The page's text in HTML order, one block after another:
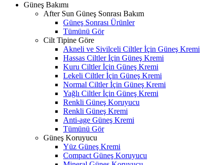
Güneş Bakımı
After Sun Güneş Sonrası Bakım
Güneş Sonrası Ürünler
Tümünü Gör
Cilt Tipine Göre
Akneli ve Sivilceli Ciltler İçin Güneş Kremi
Hassas Ciltler İçin Güneş Kremi
Kuru Ciltler İçin Güneş Kremi
Lekeli Ciltler İçin Güneş Kremi
Normal Ciltler İçin Güneş Kremi
Yağlı Ciltler İçin Güneş Kremi
Renkli Güneş Koruyucu
Renkli Güneş Kremi
Anti-age Güneş Kremi
Tümünü Gör
Güneş Koruyucu
Yüz Güneş Kremi
Compact Güneş Koruyucu